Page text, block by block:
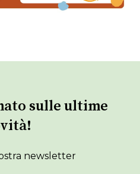
sulle ultime
newsletter